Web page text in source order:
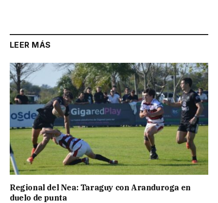
LEER MÁS
Regional del Nea: Taraguy con Aranduroga en
duelo de punta